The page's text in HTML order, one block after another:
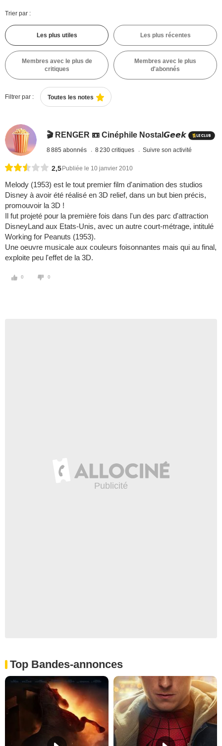
Trier par :
Les plus utiles Les plus récentes
Membres avec le plus de
critiques
Membres avec le plus
d'abonnés
Filtrer par : Toutes les notes
🎬 RENGER 📼 Cinéphile Nostal𝙂𝙚𝙚𝙠
8 885 abonnés 8 230 critiques Suivre son activité
2,5 Publiée le 10 janvier 2010
Melody (1953) est le tout premier film d'animation des studios
Disney à avoir été réalisé en 3D relief, dans un but bien précis,
promouvoir la 3D !
Il fut projeté pour la première fois dans l'un des parc d'attraction
DisneyLand aux Etats-Unis, avec un autre court-métrage, intitulé
Working for Peanuts (1953).
Une oeuvre musicale aux couleurs foisonnantes mais qui au final,
exploite peu l'effet de la 3D.
0 0
Top Bandes-annonces